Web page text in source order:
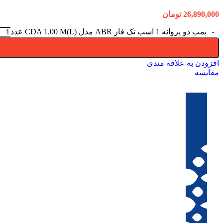
26,890,000 تومان
پمپ دو پروانه 1 اسب تک فاز ABR مدل (CDA 1.00 M(L عدد
افزودن به علاقه مندی
مقایسه